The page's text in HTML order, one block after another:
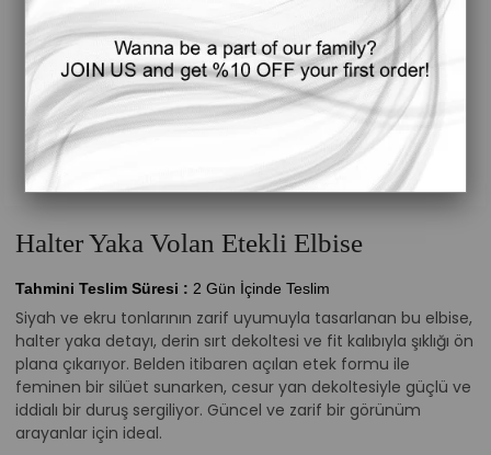
Halter Yaka Volan Etekli Elbise
Tahmini Teslim Süresi : 2 Gün İçinde Teslim
Siyah ve ekru tonlarının zarif uyumuyla tasarlanan bu elbise,
halter yaka detayı, derin sırt dekoltesi ve fit kalıbıyla şıklığı ön
plana çıkarıyor. Belden itibaren açılan etek formu ile
feminen bir silüet sunarken, cesur yan dekoltesiyle güçlü ve
iddialı bir duruş sergiliyor. Güncel ve zarif bir görünüm
arayanlar için ideal.